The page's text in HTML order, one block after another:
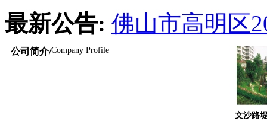
最新公告: 佛山市高明区
公司简介/Company Profile
文沙路